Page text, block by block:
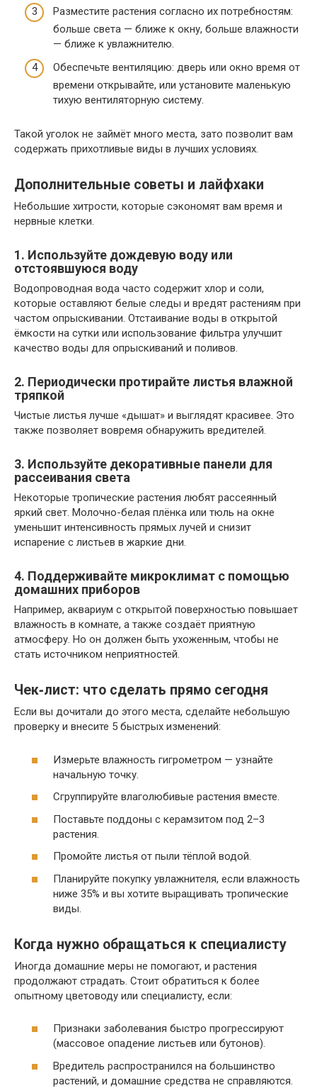
Разместите растения согласно их потребностям:
больше света — ближе к окну, больше влажности
— ближе к увлажнителю.
Обеспечьте вентиляцию: дверь или окно время от
времени открывайте, или установите маленькую
тихую вентиляторную систему.
Такой уголок не займёт много места, зато позволит вам
содержать прихотливые виды в лучших условиях.
Дополнительные советы и лайфхаки
Небольшие хитрости, которые сэкономят вам время и
нервные клетки.
1. Используйте дождевую воду или
отстоявшуюся воду
Водопроводная вода часто содержит хлор и соли,
которые оставляют белые следы и вредят растениям при
частом опрыскивании. Отстаивание воды в открытой
ёмкости на сутки или использование фильтра улучшит
качество воды для опрыскиваний и поливов.
2. Периодически протирайте листья влажной
тряпкой
Чистые листья лучше «дышат» и выглядят красивее. Это
также позволяет вовремя обнаружить вредителей.
3. Используйте декоративные панели для
рассеивания света
Некоторые тропические растения любят рассеянный
яркий свет. Молочно-белая плёнка или тюль на окне
уменьшит интенсивность прямых лучей и снизит
испарение с листьев в жаркие дни.
4. Поддерживайте микроклимат с помощью
домашних приборов
Например, аквариум с открытой поверхностью повышает
влажность в комнате, а также создаёт приятную
атмосферу. Но он должен быть ухоженным, чтобы не
стать источником неприятностей.
Чек‑лист: что сделать прямо сегодня
Если вы дочитали до этого места, сделайте небольшую
проверку и внесите 5 быстрых изменений:
Измерьте влажность гигрометром — узнайте
начальную точку.
Сгруппируйте влаголюбивые растения вместе.
Поставьте поддоны с керамзитом под 2–3
растения.
Промойте листья от пыли тёплой водой.
Планируйте покупку увлажнителя, если влажность
ниже 35% и вы хотите выращивать тропические
виды.
Когда нужно обращаться к специалисту
Иногда домашние меры не помогают, и растения
продолжают страдать. Стоит обратиться к более
опытному цветоводу или специалисту, если:
Признаки заболевания быстро прогрессируют
(массовое опадение листьев или бутонов).
Вредитель распространился на большинство
растений, и домашние средства не справляются.